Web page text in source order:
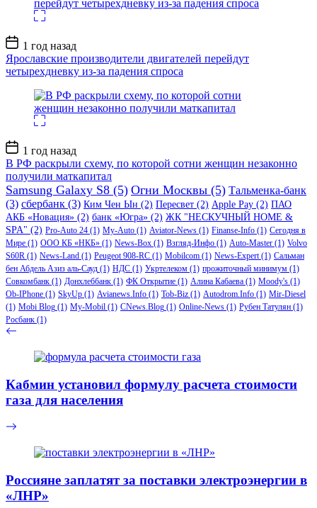
Дата
записи
1 год назад
Ярославские производители двигателей перейдут
четырехдневку из-за падения спроса
Дата
записи
1 год назад
В РФ раскрыли схему, по которой сотни женщин незаконно
получили маткапитал
Samsung Galaxy S8 (5) Огни Москвы (5) Тальменка-банк
(3) сбербанк (3) Ким Чен Ын (2) Пересвет (2) Apple Pay (2) ПАО
АКБ «Новация» (2) банк «Югра» (2) ЖК "НЕСКУЧНЫЙ HOME &
SPA" (2) Pro-Auto 24 (1) My-Auto (1) Aviator-News (1) Finanse-Info (1) Сегодня в
Мире (1) ООО КБ «НКБ» (1) News-Box (1) Взгляд-Инфо (1) Auto-Master (1) Volvo
S60R (1) News-Land (1) Peugeot 908-RC (1) Mobilcom (1) News-Expert(1) Сальман
бен Абдель Азиз аль-Сауд (1) НДС (1) Укртелеком (1) прожиточный минимум (1)
Совкомбанк (1) Донхлеббанк (1) ФК Открытие (1) Алина Кабаева (1) Moody's (1)
Ob-IPhone (1) SkyUp (1) Avianews.Info (1) Tob-Biz (1) Autodrom.Info (1) Mir-Diesel
(1) Mobi Blog (1) My-Mobil (1) CNews.Blog (1) Online-News (1) Рубен Татулян (1)
Росбанк (1)
Кабмин установил формулу расчета стоимости
газа для населения
Россияне заплатят за поставки электроэнергии в
«ЛНР»